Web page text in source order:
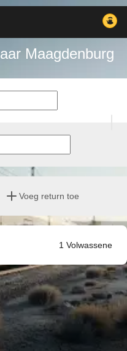
Maagdenburg
Voeg return toe
1 Volwassene